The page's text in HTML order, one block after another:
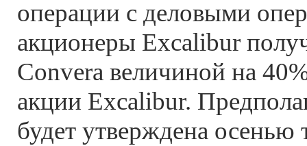
операции с деловыми
акционеры Excalibur
Convera величиной на
акции Excalibur.
будет утверждена осенью